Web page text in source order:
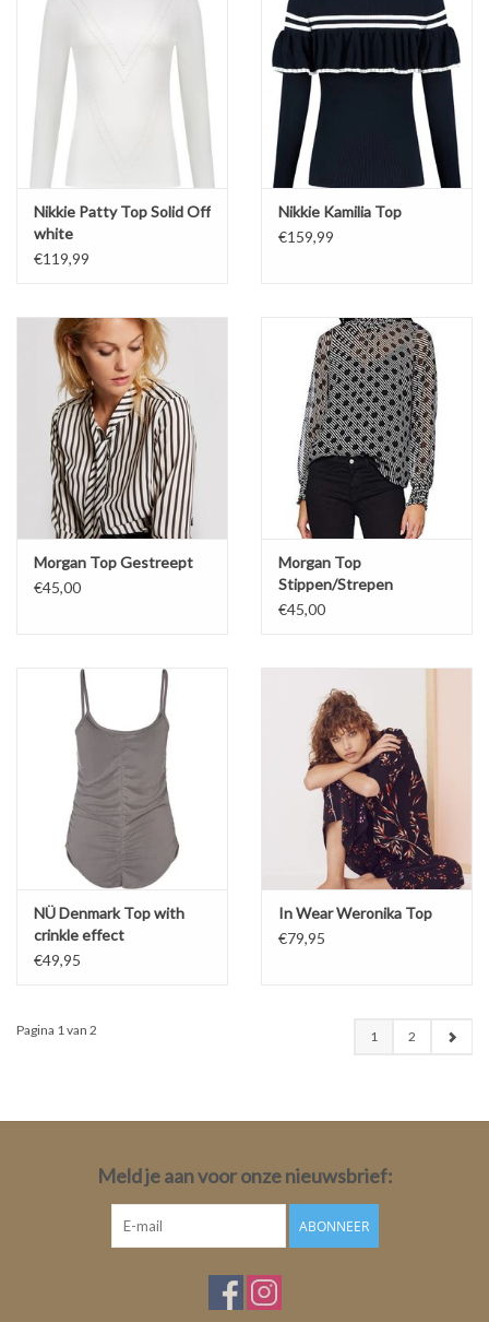
Nikkie Patty Top Solid Off
white
€119,99
Nikkie Kamilia Top
€159,99
Morgan Top Gestreept
€45,00
Morgan Top
Stippen/Strepen
€45,00
NÜ Denmark Top with
crinkle effect
€49,95
In Wear Weronika Top
€79,95
Pagina 1 van 2 1 2
Meld je aan voor onze nieuwsbrief:
ABONNEER